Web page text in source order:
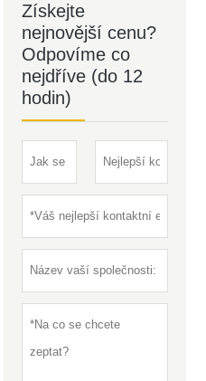
Získejte
nejnovější cenu?
Odpovíme co
nejdříve (do 12
hodin)